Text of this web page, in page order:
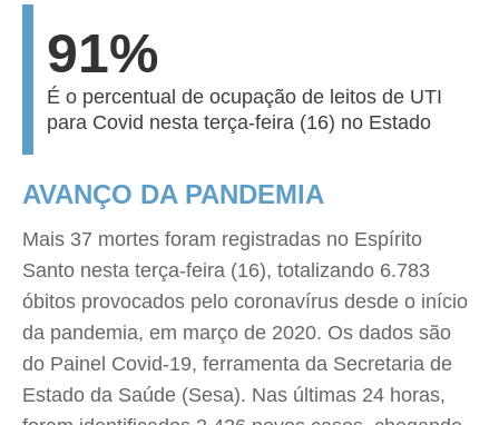
91%
É o percentual de ocupação de leitos de UTI
para Covid nesta terça-feira (16) no Estado
AVANÇO DA PANDEMIA
Mais 37 mortes foram registradas no Espírito
Santo nesta terça-feira (16), totalizando 6.783
óbitos provocados pelo coronavírus desde o início
da pandemia, em março de 2020. Os dados são
do Painel Covid-19, ferramenta da Secretaria de
Estado da Saúde (Sesa). Nas últimas 24 horas,